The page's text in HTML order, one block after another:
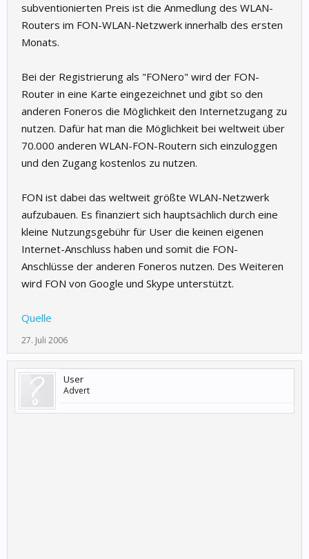
subventionierten Preis ist die Anmedlung des WLAN-
Routers im FON-WLAN-Netzwerk innerhalb des ersten
Monats.
Bei der Registrierung als "FONero" wird der FON-
Router in eine Karte eingezeichnet und gibt so den
anderen Foneros die Möglichkeit den Internetzugang zu
nutzen. Dafür hat man die Möglichkeit bei weltweit über
70.000 anderen WLAN-FON-Routern sich einzuloggen
und den Zugang kostenlos zu nutzen.
FON ist dabei das weltweit größte WLAN-Netzwerk
aufzubauen. Es finanziert sich hauptsächlich durch eine
kleine Nutzungsgebühr für User die keinen eigenen
Internet-Anschluss haben und somit die FON-
Anschlüsse der anderen Foneros nutzen. Des Weiteren
wird FON von Google und Skype unterstützt.
Quelle
27. Juli 2006
User
Advert